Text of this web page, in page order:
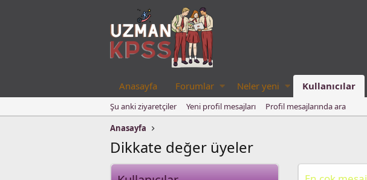
Anasayfa Forumlar Neler yeni Kullanıcılar
Şu anki ziyaretçiler Yeni profil mesajları
Profil mesajlarında ara
Anasayfa
Dikkate değer üyeler